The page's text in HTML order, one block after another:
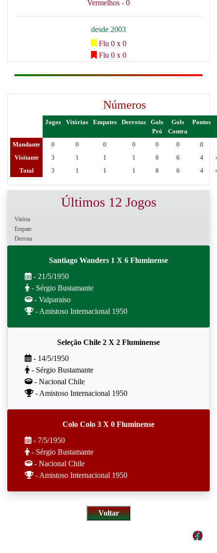
Vermelhos - 0
desde 2003
Flu 0 x 0
Flu 0 x 0
Números
Jogos Vitórias Empates Derrotas
Gols
Pró
Gols
Contra
Pontos
Mandante 0 0 0 0 0 0
0
Visitante
3 1 1 1 8 6 4
Total
3 1 1 1 8 6 4
Últimos 12 Jogos
Vitória
Empate
Derrota
Santiago Wanders 1 X 6 Fluminense
- 21/5/1950
- Sérgio Bustamante
- Valparaiso
- Amistoso Internacional 1950
Seleção Chile 2 X 2 Fluminense
- 14/5/1950
- Sérgio Bustamante
- Nacional Chile
- Amistoso Internacional 1950
Colo Colo 3 X 0 Fluminense
- 7/5/1950
- Sérgio Bustamante
- Nacional Chile
- Amistoso Internacional 1950